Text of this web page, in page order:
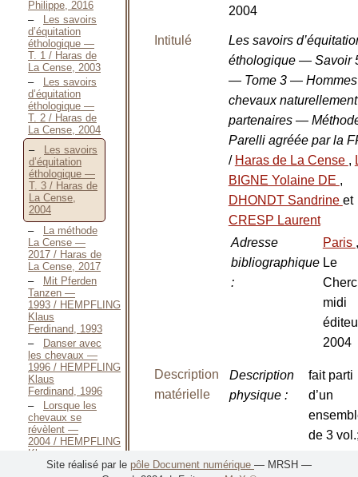
Philippe, 2016
Les savoirs
d’équitation
éthologique —
T. 1 / Haras de
La Cense, 2003
Les savoirs
d’équitation
éthologique —
T. 2 / Haras de
La Cense, 2004
Les savoirs
d’équitation
éthologique —
T. 3 / Haras de
La Cense,
2004
La méthode
La Cense —
2017 / Haras de
La Cense, 2017
Mit Pferden
Tanzen —
1993 / HEMPFLING
Klaus
Ferdinand, 1993
Danser avec
les chevaux —
1996 / HEMPFLING
Klaus
Ferdinand, 1996
Lorsque les
chevaux se
révèlent —
2004 / HEMPFLING
Klaus
Ferdinand, 2004
2004
Intitulé
Les savoirs
éthologique — Savoir
— Tome 3 —
chevaux naturellement
partenaires —
Parelli agréée par la
/ Haras de La Cense ,
BIGNE Yolaine DE ,
DHONDT Sandrine et
CRESP Laurent
Adresse
bibliographique
:
Paris ,
Le
midi
2004
Description
matérielle
Description
physique:
fait parti
d’un
de 3
Site réalisé par le pôle Document numérique — MRSH —